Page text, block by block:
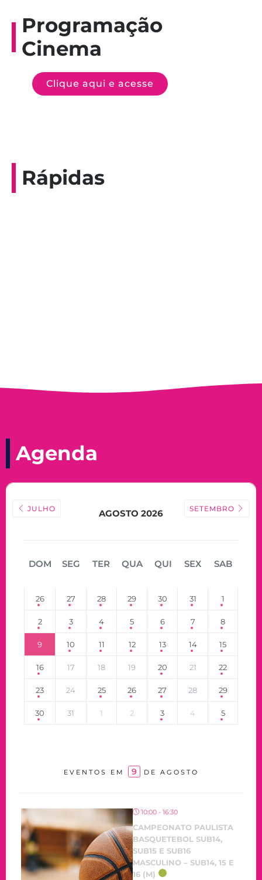
Programação
Cinema
Clique aqui e acesse
Rápidas
Agenda
JULHO AGOSTO 2026 SETEMBRO
DOM SEG TER QUA QUI SEX SAB
26 27 28 29 30 31 1
2 3 4 5 6 7 8
9 10 11 12 13 14 15
16 17 18 19 20 21 22
23 24 25 26 27 28 29
30 31 1 2 3 4 5
EVENTOS EM 9 DE AGOSTO
10:00 - 16:30
CAMPEONATO PAULISTA
BASQUETEBOL SUB14,
SUB15 E SUB16
MASCULINO – SUB14, 15 E
16 (M)